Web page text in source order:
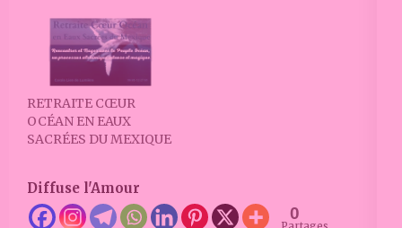
RETRAITE CŒUR
OCÉAN EN EAUX
SACRÉES DU MEXIQUE
Diffuse l'Amour
0